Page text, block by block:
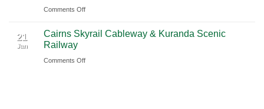
Ciiclo
Sydney
Full-
Tour
Australia
Comments Offon
Daintree
&
21
Jan
Cairns Skyrail Cableway & Kuranda Scenic
Railway
Comments Offon